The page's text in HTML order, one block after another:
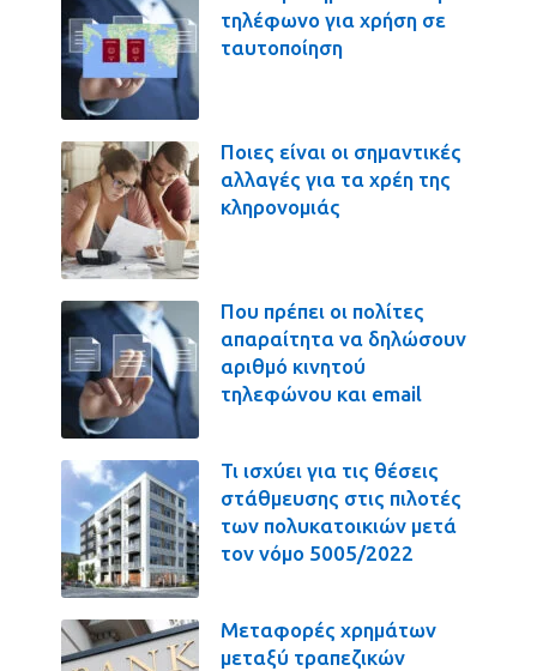
τηλέφωνο για χρήση σε
ταυτοποίηση
Ποιες είναι οι σημαντικές
αλλαγές για τα χρέη της
κληρονομιάς
Που πρέπει οι πολίτες
απαραίτητα να δηλώσουν
αριθμό κινητού
τηλεφώνου και email
Τι ισχύει για τις θέσεις
στάθμευσης στις πιλοτές
των πολυκατοικιών μετά
τον νόμο 5005/2022
Μεταφορές χρημάτων
μεταξύ τραπεζικών